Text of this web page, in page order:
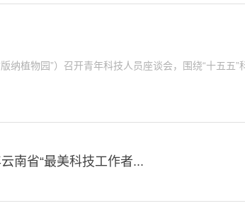
植物园”）召开青年科技人员座谈会，围绕“十五五”
南省“最美科技工作者...